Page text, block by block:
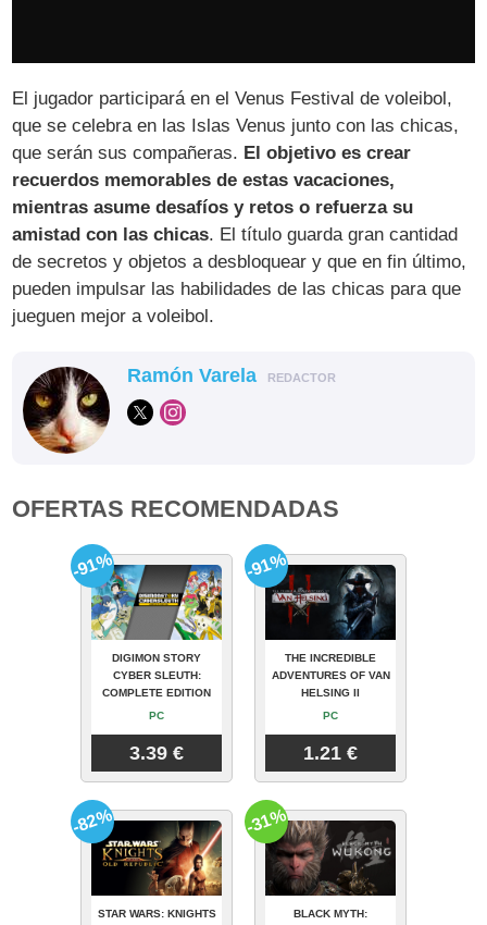
El jugador participará en el Venus Festival de voleibol,
que se celebra en las Islas Venus junto con las chicas,
que serán sus compañeras. El objetivo es crear
recuerdos memorables de estas vacaciones,
mientras asume desafíos y retos o refuerza su
amistad con las chicas. El título guarda gran cantidad
de secretos y objetos a desbloquear y que en fin último,
pueden impulsar las habilidades de las chicas para que
jueguen mejor a voleibol.
Ramón Varela REDACTOR
OFERTAS RECOMENDADAS
DIGIMON STORY
CYBER SLEUTH:
COMPLETE EDITION
PC
3.39 €
-91%
THE INCREDIBLE
ADVENTURES OF VAN
HELSING II
PC
1.21 €
-91%
STAR WARS: KNIGHTS
-82%
BLACK MYTH:
-31%